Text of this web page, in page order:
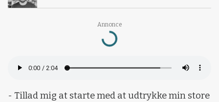
Annonce
Loading...
- Tillad mig at starte med at udtrykke min store